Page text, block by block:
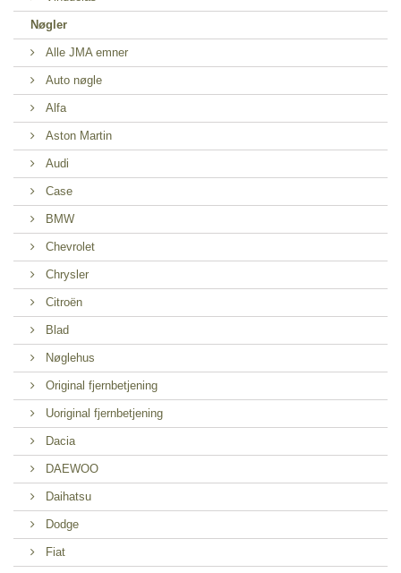
Nøgler
Alle JMA emner
Auto nøgle
Alfa
Aston Martin
Audi
Case
BMW
Chevrolet
Chrysler
Citroën
Blad
Nøglehus
Original fjernbetjening
Uoriginal fjernbetjening
Dacia
DAEWOO
Daihatsu
Dodge
Fiat